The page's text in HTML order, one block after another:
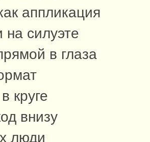
аппликация
на силуэте
в глаза
круге
внизу
люди